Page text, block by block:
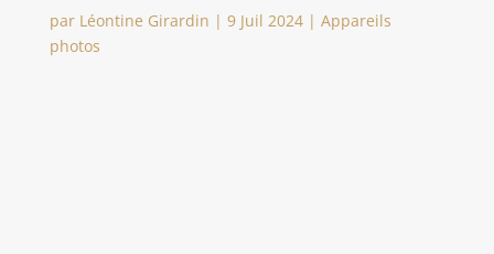
par Léontine Girardin | 9 Juil 2024| Appareils
photos